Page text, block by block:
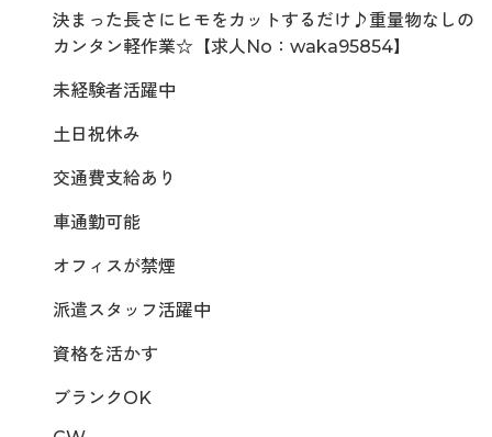
決まった長さにヒモをカットするだけ♪重量物なしの
カンタン軽作業☆【求人No：waka95854】
未経験者活躍中
土日祝休み
交通費支給あり
車通勤可能
オフィスが禁煙
派遣スタッフ活躍中
資格を活かす
ブランクOK